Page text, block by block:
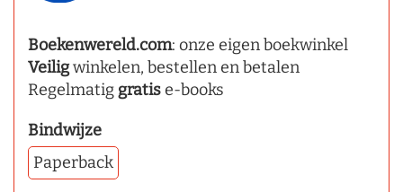
Boekenwereld.com: onze eigen boekwinkel
Veiligwinkelen, bestellen en betalen
Regelmatig gratise-books
Bindwijze
Paperback